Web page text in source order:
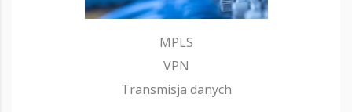
MPLS
VPN
Transmisja danych